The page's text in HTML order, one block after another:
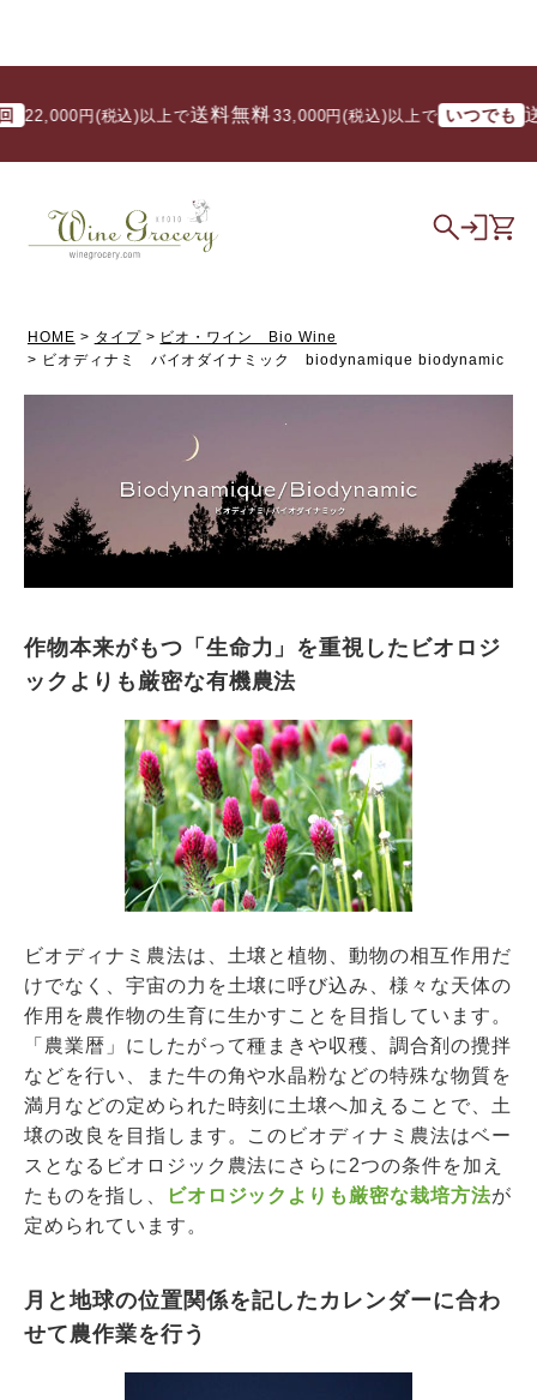
(税込)以上で送料無料/ 33,000円(税込)以上で いつでも 送料無料
HOME タイプ
ビオ・ワイン Bio Wine
ビオディナミ バイオダイナミック biodynamique biodynamic
作物本来がもつ「生命力」を重視したビオロジ
ックよりも厳密な有機農法
ビオディナミ農法は、土壌と植物、動物の相互作用だ
けでなく、宇宙の力を土壌に呼び込み、様々な天体の
作用を農作物の生育に生かすことを目指しています。
「農業暦」にしたがって種まきや収穫、調合剤の攪拌
などを行い、また牛の角や水晶粉などの特殊な物質を
満月などの定められた時刻に土壌へ加えることで、土
壌の改良を目指します。このビオディナミ農法はベー
スとなるビオロジック農法にさらに2つの条件を加え
たものを指し、
ビオロジックよりも厳密な栽培方法が
定められています。
月と地球の位置関係を記したカレンダーに合わ
せて農作業を行う